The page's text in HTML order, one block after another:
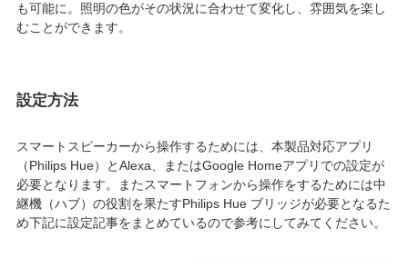
も可能に。照明の色がその状況に合わせて変化し、雰囲気を楽し
むことができます。
設定方法
スマートスピーカーから操作するためには、本製品対応アプリ
（Philips Hue）とAlexa、またはGoogle Homeアプリでの設定が
必要となります。またスマートフォンから操作をするためには中
継機（ハブ）の役割を果たすPhilips Hue ブリッジが必要となるた
め下記に設定記事をまとめているので参考にしてみてください。